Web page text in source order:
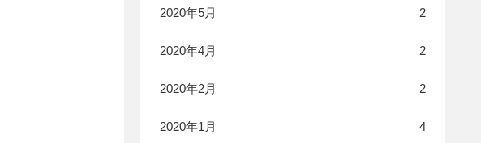
2020年5月 2
2020年4月 2
2020年2月 2
2020年1月 4